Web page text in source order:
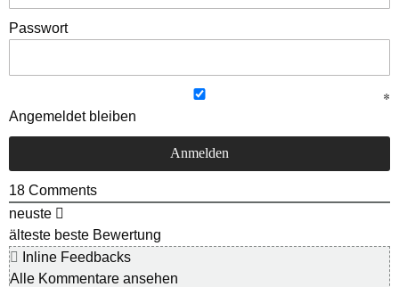
Passwort
Angemeldet bleiben
18 Comments
neuste
älteste beste Bewertung
Inline Feedbacks
Alle Kommentare ansehen